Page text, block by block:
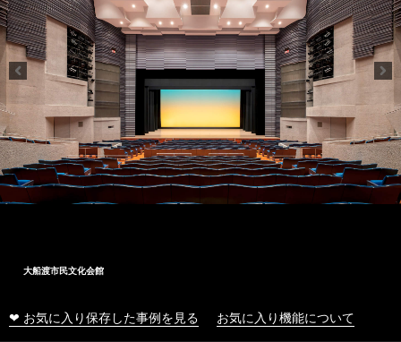
大船渡市民文化会館
❤ お気に入り保存した事例を見る お気に入り機能について